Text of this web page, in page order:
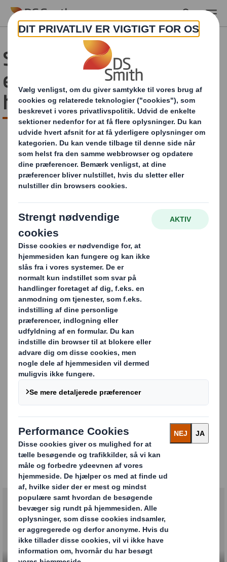
Skip to main content
Sikker og genanvendelig
emballage til
hardwareprodukt
Sikker og
genanvendelig
emballage til
hardwareprodukt
Når man sender elektronik, er det vigtigt, at produktet
ikke kan rykke sig under transporten.
Da Airtame skulle lancere deres nye Hub til videomøder,
var de på udkig efter en emballageløsning, der kunne
sikre det uden at bruge plastik som emballagefyld, og
skulle kunne afleveres til genanvendelse.
Sammen med Airtame udviklede emballagedesignere
en løsning med 100% genanvendelig bølgepap, som
holder produktet fast, og søger for, at det ligger trygt
og sikkert. Vi kan også hjælpe med jeres specielle
behov – med genanvendelig emballage.
Carousel. Use previous and next buttons to move